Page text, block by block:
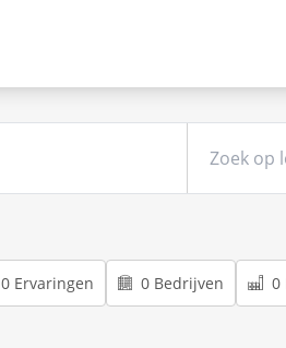
0 Ervaringen 0 Bedrijven 0